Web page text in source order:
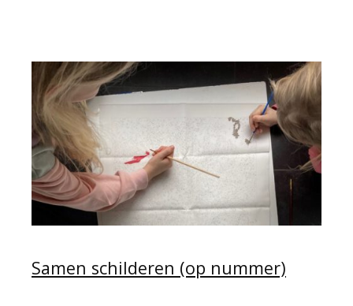
Samen schilderen (op nummer)